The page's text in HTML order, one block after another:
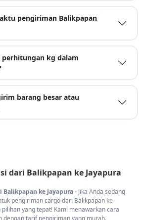
pengiriman Balikpapan
perhitungan kg dalam
barang besar atau
dari Balikpapan ke Jayapura
Balikpapan ke Jayapura - Jika Anda sedang
pengiriman cargo dari Balikpapan ke
pilihan yang tepat! Kami menawarkan cara
dengan tarif pengiriman yang murah.